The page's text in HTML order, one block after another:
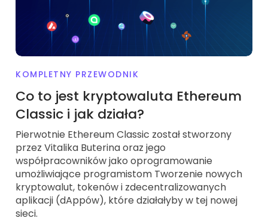
KOMPLETNY PRZEWODNIK
Co to jest kryptowaluta Ethereum
Classic i jak działa?
Pierwotnie Ethereum Classic został stworzony
przez Vitalika Buterina oraz jego
współpracowników jako oprogramowanie
umożliwiające programistom Tworzenie nowych
kryptowalut, tokenów i zdecentralizowanych
aplikacji (dAppów), które działałyby w tej nowej
sieci.